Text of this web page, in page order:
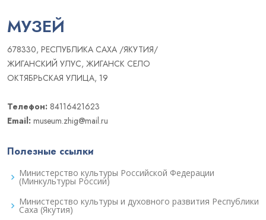
МУЗЕЙ
678330, РЕСПУБЛИКА САХА /ЯКУТИЯ/
ЖИГАНСКИЙ УЛУС, ЖИГАНСК СЕЛО
ОКТЯБРЬСКАЯ УЛИЦА, 19
Телефон: 84116421623
Email: museum.zhig@mail.ru
Полезные ссылки
Министерство культуры Российской Федерации
(Минкультуры России)
Министерство культуры и духовного развития Республики
Саха (Якутия)